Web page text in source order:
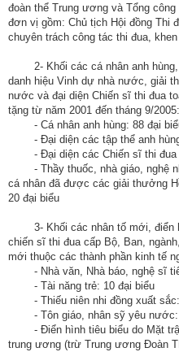
toàn
quốc
Hoạt
động
TĐKT
Điển
tiên
tiến
trào
thi
đua
Chính
-
đoàn thể Trung ương và Tổng
đơn vị gồm: Chủ tịch Hội đồng Thi
chuyên trách công tác thi đua,
2- Khối các cá nhân anh
danh hiệu Vinh dự nhà nước, giải
nước và đại diện Chiến sĩ thi đua
tặng từ năm 2001 đến tháng 9/
- Cá nhân anh hùng: 88 đại
- Đại diện các tập thể anh
- Đại diện các Chiến sĩ thi
- Thầy thuốc, nhà giáo, nghệ
cá nhân đã được các giải thưởng
20 đại biểu
3- Khối các nhân tố mới, điển
chiến sĩ thi đua cấp Bộ, Ban,
mới thuộc các thành phần kinh tế
- Nhà văn, Nhà báo, nghệ sĩ
- Tài năng trẻ: 10 đại biểu
- Thiếu niên nhi đồng xuất
- Tôn giáo, nhân sỹ yêu
- Điển hình tiêu biểu do Mặt
trung ương (trừ Trung ương Đoàn